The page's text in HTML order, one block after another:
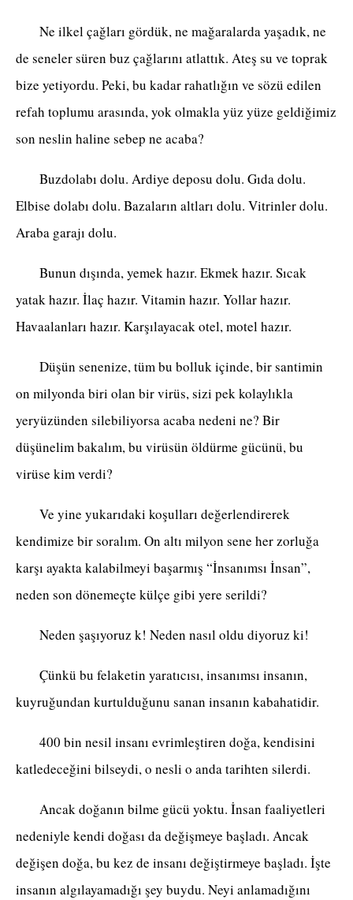
Ne ilkel çağları gördük, ne mağaralarda yaşadık, ne
de seneler süren buz çağlarını atlattık. Ateş su ve toprak
bize yetiyordu. Peki, bu kadar rahatlığın ve sözü edilen
refah toplumu arasında, yok olmakla yüz yüze geldiğimiz
son neslin haline sebep ne acaba?
Buzdolabı dolu. Ardiye deposu dolu. Gıda dolu.
Elbise dolabı dolu. Bazaların altları dolu. Vitrinler dolu.
Araba garajı dolu.
Bunun dışında, yemek hazır. Ekmek hazır. Sıcak
yatak hazır. İlaç hazır. Vitamin hazır. Yollar hazır.
Havaalanları hazır. Karşılayacak otel, motel hazır.
Düşün senenize, tüm bu bolluk içinde, bir santimin
on milyonda biri olan bir virüs, sizi pek kolaylıkla
yeryüzünden silebiliyorsa acaba nedeni ne? Bir
düşünelim bakalım, bu virüsün öldürme gücünü, bu
virüse kim verdi?
Ve yine yukarıdaki koşulları değerlendirerek
kendimize bir soralım. On altı milyon sene her zorluğa
karşı ayakta kalabilmeyi başarmış “İnsanımsı İnsan”,
neden son dönemeçte külçe gibi yere serildi?
Neden şaşıyoruz k! Neden nasıl oldu diyoruz ki!
Çünkü bu felaketin yaratıcısı, insanımsı insanın,
kuyruğundan kurtulduğunu sanan insanın kabahatidir.
400 bin nesil insanı evrimleştiren doğa, kendisini
katledeceğini bilseydi, o nesli o anda tarihten silerdi.
Ancak doğanın bilme gücü yoktu. İnsan faaliyetleri
nedeniyle kendi doğası da değişmeye başladı. Ancak
değişen doğa, bu kez de insanı değiştirmeye başladı. İşte
insanın algılayamadığı şey buydu. Neyi anlamadığını